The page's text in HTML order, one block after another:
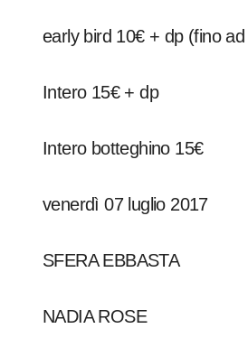
early bird 10€ + dp (fino
Intero 15€ + dp
Intero botteghino 15€
venerdì 07 luglio 2017
SFERA EBBASTA
NADIA ROSE